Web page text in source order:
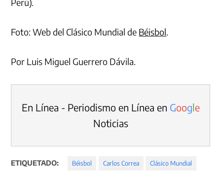
Perú).
Foto: Web del Clásico Mundial de Béisbol.
Por Luis Miguel Guerrero Dávila.
En Línea - Periodismo en Línea en Google
Noticias
ETIQUETADO: Béisbol Carlos Correa Clásico Mundial